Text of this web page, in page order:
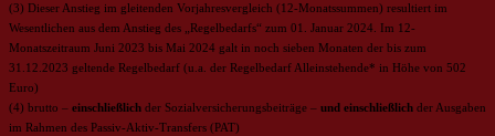
(3) Dieser Anstieg im gleitenden Vorjahresvergleich (12-Monatssummen) resultiert im
Wesentlichen aus dem Anstieg des „Regelbedarfs“ zum 01. Januar 2024. Im 12-
Monatszeitraum Juni 2023 bis Mai 2024 galt in noch sieben Monaten der bis zum
31.12.2023 geltende Regelbedarf (u.a. der Regelbedarf Alleinstehende* in Höhe von 502
Euro)
(4) brutto – einschließlich der Sozialversicherungsbeiträge – und einschließlich der Ausgaben
im Rahmen des Passiv-Aktiv-Transfers (PAT)